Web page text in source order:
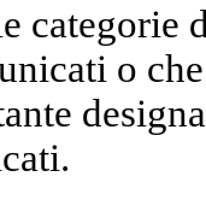
categorie
o